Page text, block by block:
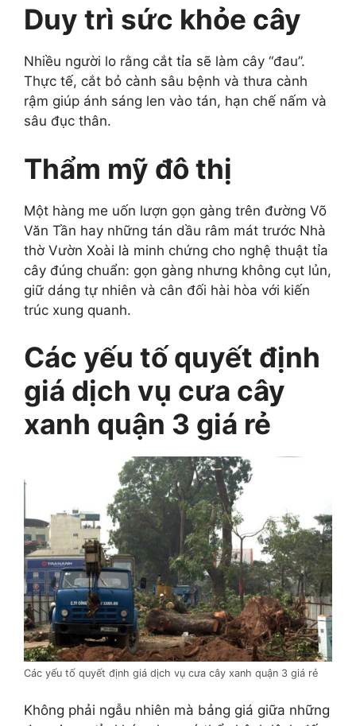
Duy trì sức khỏe cây
Nhiều người lo rằng cắt tỉa sẽ làm cây “đau”.
Thực tế, cắt bỏ cành sâu bệnh và thưa cành
rậm giúp ánh sáng len vào tán, hạn chế nấm và
sâu đục thân.
Thẩm mỹ đô thị
Một hàng me uốn lượn gọn gàng trên đường Võ
Văn Tần hay những tán dầu râm mát trước Nhà
thờ Vườn Xoài là minh chứng cho nghệ thuật tỉa
cây đúng chuẩn: gọn gàng nhưng không cụt lủn,
giữ dáng tự nhiên và cân đối hài hòa với kiến
trúc xung quanh.
Các yếu tố quyết định
giá dịch vụ cưa cây
xanh quận 3 giá rẻ
Các yếu tố quyết định giá dịch vụ cưa cây xanh quận 3 giá rẻ
Không phải ngẫu nhiên mà bảng giá giữa những